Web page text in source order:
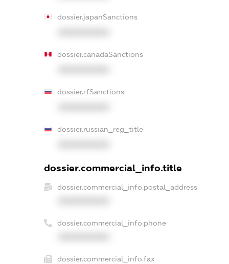
dossier.japanSanctions
dossier.canadaSanctions
dossier.rfSanctions
dossier.russian_reg_title
dossier.commercial_info.title
dossier.commercial_info.postal_address
dossier.commercial_info.phone
dossier.commercial_info.fax